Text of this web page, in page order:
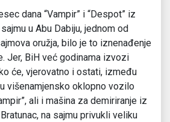
dana “Vampir” i “Despot” iz
u Abu Dabiju, jednom od
oružja, bilo je to iznenađenje
Jer, BiH već godinama izvozi
će, vjerovatno i ostati, između
višenamjensko oklopno vozilo
ali i mašina za demiriranje iz
na sajmu privukli veliku